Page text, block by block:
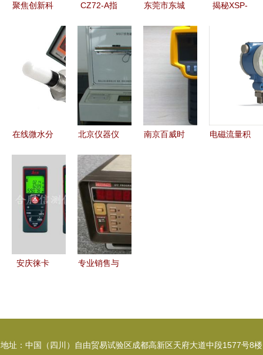
聚焦创新科
海安锐自动
化仪表营销
部生物在线
CZ72-A指
角电流表
型号、价格
与厂家全解
析
东莞市东城
器仪表商行
专业销售服
揭秘XSP-
海彼爱姆生
物显微镜的
专业应用与
在线微水分
析 上海密
析尔仪表以
诚信服务保
障仪器仪表
北京仪器仪
售的专业力
量 聚焦北
广精仪在试
验与医疗领
域的卓越表
现
南京百威时
电磁流量积
安庆徕卡
高效作业
专业销售与
计
地址：中国（四川）自由贸易试验区成都高新区天府大道中段1577号8楼